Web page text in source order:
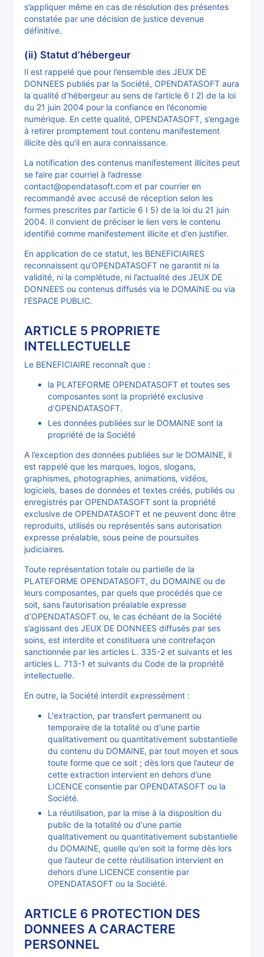
s’appliquer même en cas de résolution des présentes
constatée par une décision de justice devenue
définitive.
(ii) Statut d’hébergeur
Il est rappelé que pour l’ensemble des JEUX DE
DONNEES publiés par la Société, OPENDATASOFT aura
la qualité d’hébergeur au sens de l’article 6 I 2) de la loi
du 21 juin 2004 pour la confiance en l’économie
numérique. En cette qualité, OPENDATASOFT, s’engage
à retirer promptement tout contenu manifestement
illicite dès qu’il en aura connaissance.
La notification des contenus manifestement illicites peut
se faire par courriel à l’adresse
contact@opendatasoft.com et par courrier en
recommandé avec accusé de réception selon les
formes prescrites par l’article 6 I 5) de la loi du 21 juin
2004. Il convient de préciser le lien vers le contenu
identifié comme manifestement illicite et d’en justifier.
En application de ce statut, les BENEFICIAIRES
reconnaissent qu’OPENDATASOFT ne garantit ni la
validité, ni la complétude, ni l’actualité des JEUX DE
DONNEES ou contenus diffusés via le DOMAINE ou via
l’ESPACE PUBLIC.
ARTICLE 5 PROPRIETE
INTELLECTUELLE
Le BENEFICIAIRE reconnaît que :
la PLATEFORME OPENDATASOFT et toutes ses
composantes sont la propriété exclusive
d’OPENDATASOFT.
Les données publiées sur le DOMAINE sont la
propriété de la Société
A l’exception des données publiées sur le DOMAINE, il
est rappelé que les marques, logos, slogans,
graphismes, photographies, animations, vidéos,
logiciels, bases de données et textes créés, publiés ou
enregistrés par OPENDATASOFT sont la propriété
exclusive de OPENDATASOFT et ne peuvent donc être
reproduits, utilisés ou représentés sans autorisation
expresse préalable, sous peine de poursuites
judiciaires.
Toute représentation totale ou partielle de la
PLATEFORME OPENDATASOFT, du DOMAINE ou de
leurs composantes, par quels que procédés que ce
soit, sans l’autorisation préalable expresse
d’OPENDATASOFT ou, le cas échéant de la Société
s’agissant des JEUX DE DONNEES diffusés par ses
soins, est interdite et constituera une contrefaçon
sanctionnée par les articles L. 335-2 et suivants et les
articles L. 713-1 et suivants du Code de la propriété
intellectuelle.
En outre, la Société interdit expressément :
L'extraction, par transfert permanent ou
temporaire de la totalité ou d'une partie
qualitativement ou quantitativement substantielle
du contenu du DOMAINE, par tout moyen et sous
toute forme que ce soit ; dès lors que l’auteur de
cette extraction intervient en dehors d’une
LICENCE consentie par OPENDATASOFT ou la
Société.
La réutilisation, par la mise à la disposition du
public de la totalité ou d'une partie
qualitativement ou quantitativement substantielle
du DOMAINE, quelle qu'en soit la forme dès lors
que l’auteur de cette réutilisation intervient en
dehors d’une LICENCE consentie par
OPENDATASOFT ou la Société.
ARTICLE 6 PROTECTION DES
DONNEES A CARACTERE
PERSONNEL